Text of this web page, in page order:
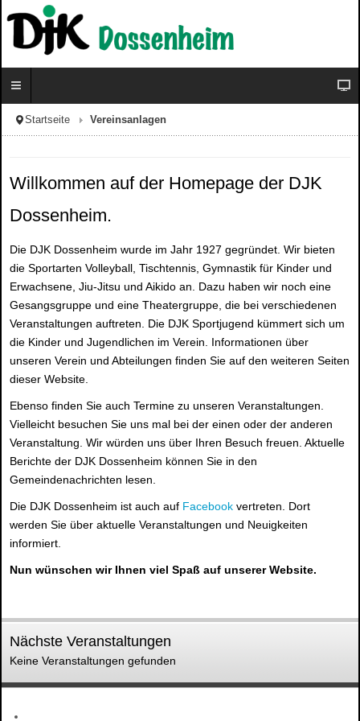
Startseite Vereinsanlagen
Willkommen auf der Homepage der DJK
Dossenheim.
Die DJK Dossenheim wurde im Jahr 1927 gegründet. Wir bieten
die Sportarten Volleyball, Tischtennis, Gymnastik für Kinder und
Erwachsene, Jiu-Jitsu und Aikido an. Dazu haben wir noch eine
Gesangsgruppe und eine Theatergruppe, die bei verschiedenen
Veranstaltungen auftreten. Die DJK Sportjugend kümmert sich um
die Kinder und Jugendlichen im Verein. Informationen über
unseren Verein und Abteilungen finden Sie auf den weiteren Seiten
dieser Website.
Ebenso finden Sie auch Termine zu unseren Veranstaltungen.
Vielleicht besuchen Sie uns mal bei der einen oder der anderen
Veranstaltung. Wir würden uns über Ihren Besuch freuen. Aktuelle
Berichte der DJK Dossenheim können Sie in den
Gemeindenachrichten lesen.
Die DJK Dossenheim ist auch auf Facebook vertreten. Dort
werden Sie über aktuelle Veranstaltungen und Neuigkeiten
informiert.
Nun wünschen wir Ihnen viel Spaß auf unserer Website.
Nächste Veranstaltungen
Keine Veranstaltungen gefunden